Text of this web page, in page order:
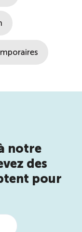
notre
des
pour